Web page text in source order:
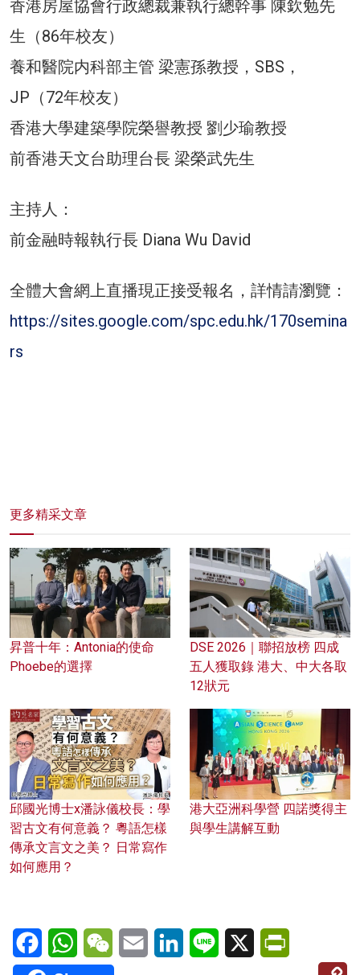
香港房屋協會行政總裁兼執行總幹事 陳欽勉先
生（86年校友）
養和醫院内科部主管 梁憲孫教授，SBS，
JP（72年校友）
香港大學建築學院榮譽教授 劉少瑜教授
前香港天文台助理台長 梁榮武先生
主持人：
前金融時報執行長 Diana Wu David
全體大會網上直播現正接受報名，詳情請瀏覽：
https://sites.google.com/spc.edu.hk/170semina
rs
更多精采文章
昇普十年：Antonia的使命
Phoebe的選擇
DSE 2026｜聯招放榜 四成
五人獲取錄 港大、中大各取
12狀元
邱國光博士x潘詠儀校長：學
習古文有何意義？ 粵語怎樣
傳承文言文之美？ 日常寫作
如何應用？
港大亞洲科學營 四諾獎得主
與學生講解互動
FacebookWhatsAppWeChatEmail LinkedInLine X